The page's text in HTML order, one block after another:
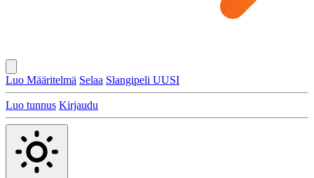
Luo Määritelmä Selaa Slangipeli UUSI
Luo tunnus Kirjaudu